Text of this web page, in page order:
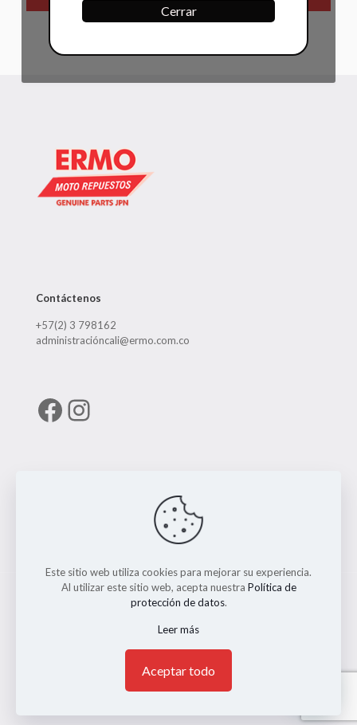
Contáctenos
+57(2) 3 798162
administracióncali@ermo.com.co
Facebook
Instagram
© 2026 ERMO MOTO REPUESTOS. Todos los Derechos
Reservados. || Implementado porAndrés Escobar
Cerrar
Este sitio web utiliza cookies para mejorar su experiencia.
Al utilizar este sitio web, acepta nuestra Política de
protección de datos.
Leer más
Aceptar todo